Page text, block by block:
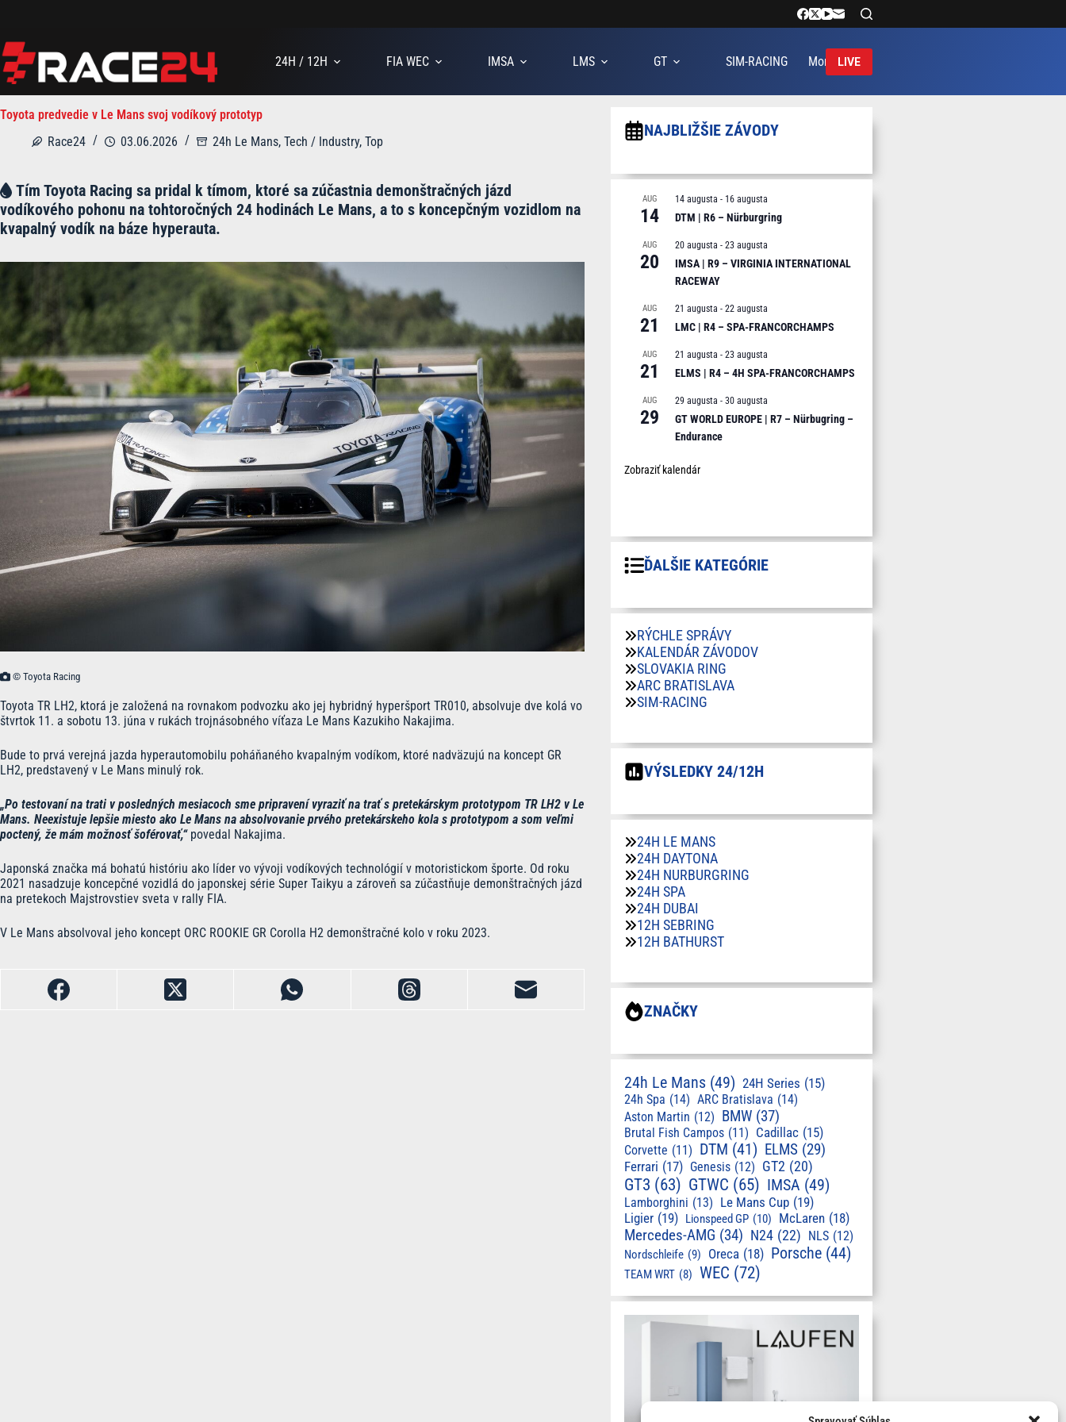
24H / 12H
FIA WEC IMSA LMS GT SIM-RACING More LIVE
Toyota predvedie v Le Mans svoj vodíkový prototyp
Race24
03.06.2026 24h Le Mans, Tech / Industry, Top
Tím Toyota Racing sa pridal k tímom, ktoré sa zúčastnia demonštračných jázd
vodíkového pohonu na tohtoročných 24 hodinách Le Mans, a to s koncepčným vozidlom na
kvapalný vodík na báze hyperauta.
© Toyota Racing
Toyota TR LH2, ktorá je založená na rovnakom podvozku ako jej hybridný hyperšport TR010, absolvuje dve kolá vo
štvrtok 11. a sobotu 13. júna v rukách trojnásobného víťaza Le Mans Kazukiho Nakajima.
Bude to prvá verejná jazda hyperautomobilu poháňaného kvapalným vodíkom, ktoré nadväzujú na koncept GR
LH2, predstavený v Le Mans minulý rok.
„Po testovaní na trati v posledných mesiacoch sme pripravení vyraziť na trať s pretekárskym prototypom TR LH2 v Le
Mans. Neexistuje lepšie miesto ako Le Mans na absolvovanie prvého pretekárskeho kola s prototypom a som veľmi
poctený, že mám možnosť šoférovať,“ povedal Nakajima.
Japonská značka má bohatú históriu ako líder vo vývoji vodíkových technológií v motoristickom športe. Od roku
2021 nasadzuje koncepčné vozidlá do japonskej série Super Taikyu a zároveň sa zúčastňuje demonštračných jázd
na pretekoch Majstrovstiev sveta v rally FIA.
V Le Mans absolvoval jeho koncept ORC ROOKIE GR Corolla H2 demonštračné kolo v roku 2023.
NAJBLIŽŠIE ZÁVODY
AUG
14
14 augusta - 16 augusta
DTM | R6 – Nürburgring
AUG
20
20 augusta - 23 augusta
IMSA | R9 – VIRGINIA INTERNATIONAL
RACEWAY
AUG
21
21 augusta - 22 augusta
LMC | R4 – SPA-FRANCORCHAMPS
AUG
21
21 augusta - 23 augusta
ELMS | R4 – 4H SPA-FRANCORCHAMPS
AUG
29
29 augusta - 30 augusta
GT WORLD EUROPE | R7 – Nürbugring –
Endurance
Zobraziť kalendár
ĎALŠIE KATEGÓRIE
RÝCHLE SPRÁVY
KALENDÁR ZÁVODOV
SLOVAKIA RING
ARC BRATISLAVA
SIM-RACING
VÝSLEDKY 24/12H
24H LE MANS
24H DAYTONA
24H NURBURGRING
24H SPA
24H DUBAI
12H SEBRING
12H BATHURST
ZNAČKY
24h Le Mans (49) 24H Series (15)
24h Spa (14) ARC Bratislava (14)
Aston Martin (12) BMW (37)
Brutal Fish Campos (11) Cadillac (15)
Corvette (11) DTM (41) ELMS (29)
Ferrari (17) Genesis (12) GT2 (20)
GT3 (63) GTWC (65) IMSA (49)
Lamborghini (13) Le Mans Cup (19)
Ligier (19) Lionspeed GP (10) McLaren (18)
Mercedes-AMG (34) N24 (22) NLS (12)
Nordschleife (9) Oreca (18) Porsche (44)
TEAM WRT (8) WEC (72)